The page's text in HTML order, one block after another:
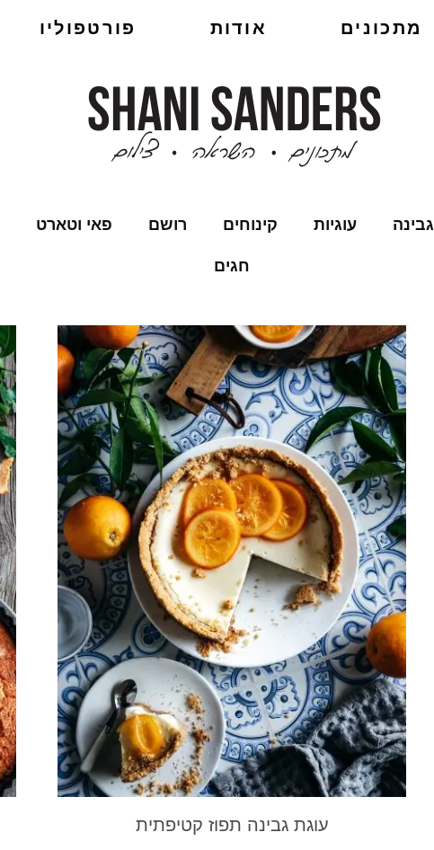
מתכונים אודות פורטפוליו
גבינה עוגיות קינוחים רושם פאי וטארט
חגים
עוגת גבינה תפוז קטיפתית